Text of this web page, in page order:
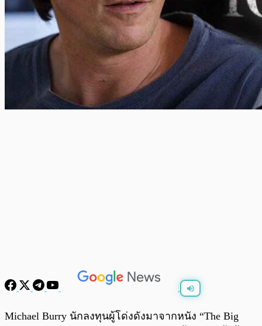
Michael Burry นักลงทุนผู้โด่งดังมาจากหนัง “The Big